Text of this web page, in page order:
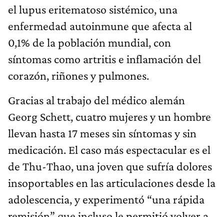
el lupus eritematoso sistémico, una
enfermedad autoinmune que afecta al
0,1% de la población mundial, con
síntomas como artritis e inflamación del
corazón, riñones y pulmones.
Gracias al trabajo del médico alemán
Georg Schett, cuatro mujeres y un hombre
llevan hasta 17 meses sin síntomas y sin
medicación. El caso más espectacular es el
de Thu-Thao, una joven que sufría dolores
insoportables en las articulaciones desde la
adolescencia, y experimentó “una rápida